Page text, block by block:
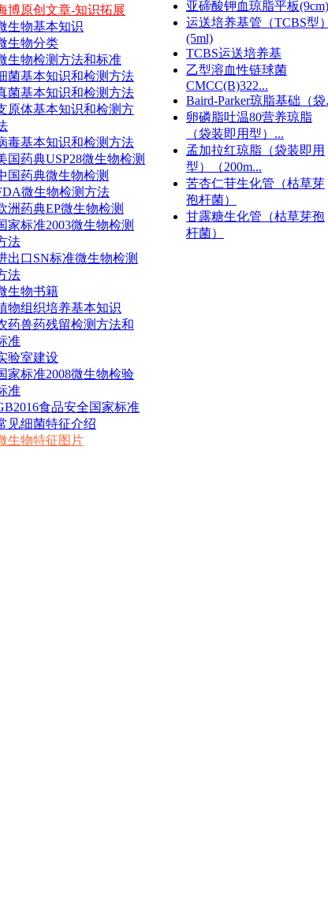
博原创文章-知识拓展
生物基本知识
生物分类
生物检测方法和标准
菌基本知识和检测方法
菌基本知识和检测方法
原体基本知识和检测方
毒基本知识和检测方法
国药典USP28微生物检测
国药典微生物检测
微生物检测方法
洲药典EP微生物检测
家标准2003微生物检测
法
出口SN标准微生物检测
法
生物书籍
物组织培养基本知识
药兽药残留检测方法和
准
验室建设
家标准2008微生物检验
准
食品安全国家标准
见细菌特征介绍
生物特征图片
亚碲酸钾血琼脂平板(9cm)
运送培养基管（TCBS型）
(5ml)
TCBS运送培养基
乙型溶血性链球菌
CMCC(B)322...
Baird-Parker琼脂基础（袋
卵磷脂吐温80营养琼脂
（袋装即用型）...
孟加拉红琼脂（袋装即用
型）（200m...
苦杏仁苷生化管（枯草芽
孢杆菌）
甘露糖生化管（枯草芽孢
杆菌）